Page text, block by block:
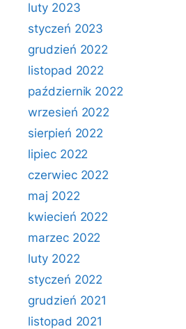
luty 2023
styczeń 2023
grudzień 2022
listopad 2022
październik 2022
wrzesień 2022
sierpień 2022
lipiec 2022
czerwiec 2022
maj 2022
kwiecień 2022
marzec 2022
luty 2022
styczeń 2022
grudzień 2021
listopad 2021